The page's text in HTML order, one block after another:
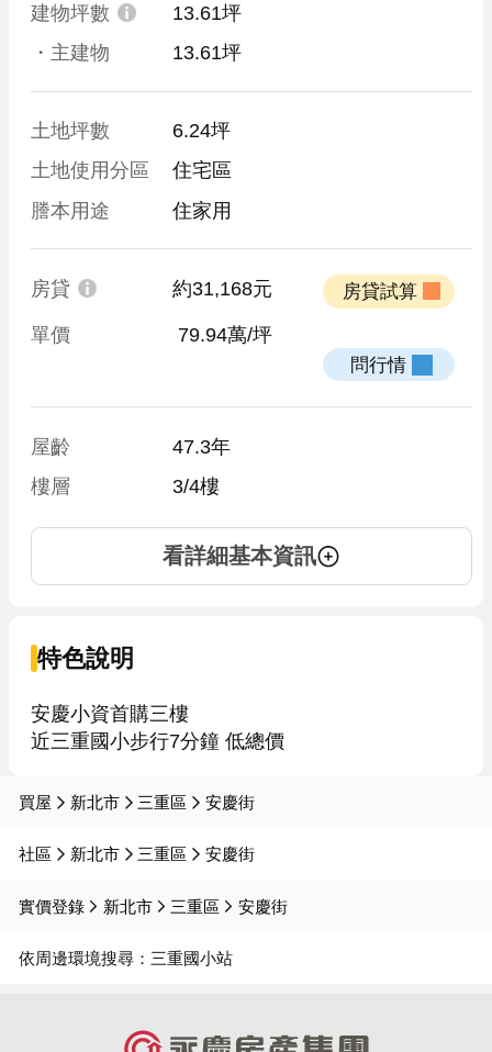
建物坪數
13.61坪
・主建物
13.61坪
土地坪數
6.24坪
土地使用分區
住宅區
謄本用途
住家用
房貸 約31,168元
單價 79.94萬/坪
屋齡
47.3年
樓層
3/4樓
看詳細基本資訊
特色說明
安慶小資首購三樓
近三重國小步行7分鐘 低總價
買屋 新北市 三重區 安慶街
社區 新北市 三重區 安慶街
實價登錄 新北市 三重區 安慶街
依周邊環境搜尋： 三重國小站